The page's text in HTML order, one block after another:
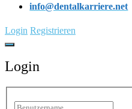
info@dentalkarriere.net
Login Registrieren
Login